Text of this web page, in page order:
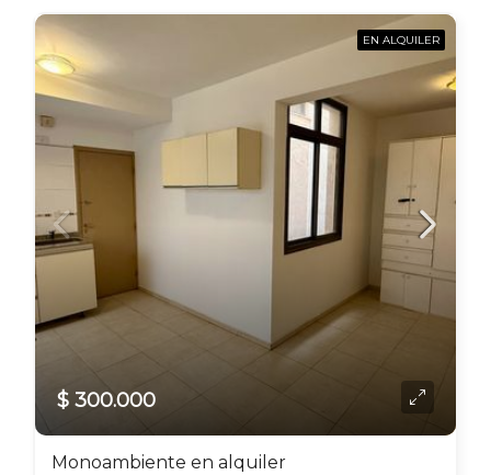
EN ALQUILER
$ 300.000
Monoambiente en alquiler